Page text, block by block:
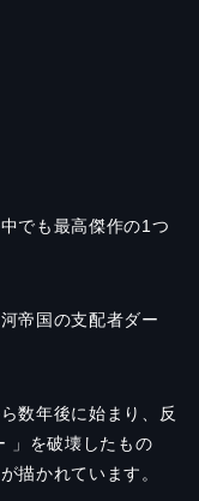
でも最高傑作の1つ
帝国の支配者ダー
数年後に始まり、反
」を破壊したもの
描かれています。